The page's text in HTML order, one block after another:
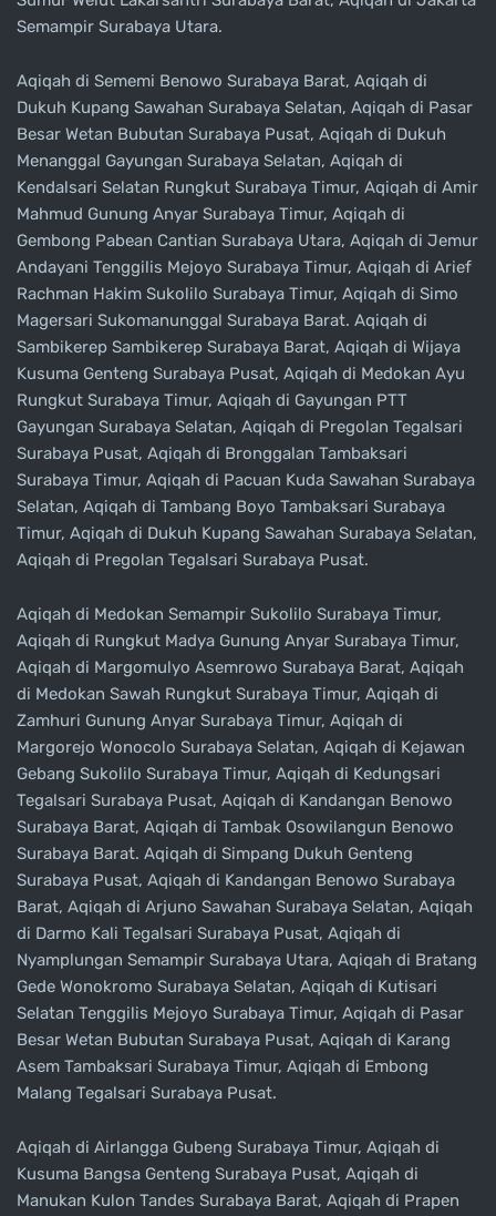
Semampir Surabaya Utara.
Aqiqah di Sememi Benowo Surabaya Barat, Aqiqah di
Dukuh Kupang Sawahan Surabaya Selatan, Aqiqah di Pasar
Besar Wetan Bubutan Surabaya Pusat, Aqiqah di Dukuh
Menanggal Gayungan Surabaya Selatan, Aqiqah di
Kendalsari Selatan Rungkut Surabaya Timur, Aqiqah di Amir
Mahmud Gunung Anyar Surabaya Timur, Aqiqah di
Gembong Pabean Cantian Surabaya Utara, Aqiqah di Jemur
Andayani Tenggilis Mejoyo Surabaya Timur, Aqiqah di Arief
Rachman Hakim Sukolilo Surabaya Timur, Aqiqah di Simo
Magersari Sukomanunggal Surabaya Barat. Aqiqah di
Sambikerep Sambikerep Surabaya Barat, Aqiqah di Wijaya
Kusuma Genteng Surabaya Pusat, Aqiqah di Medokan Ayu
Rungkut Surabaya Timur, Aqiqah di Gayungan PTT
Gayungan Surabaya Selatan, Aqiqah di Pregolan Tegalsari
Surabaya Pusat, Aqiqah di Bronggalan Tambaksari
Surabaya Timur, Aqiqah di Pacuan Kuda Sawahan Surabaya
Selatan, Aqiqah di Tambang Boyo Tambaksari Surabaya
Timur, Aqiqah di Dukuh Kupang Sawahan Surabaya Selatan,
Aqiqah di Pregolan Tegalsari Surabaya Pusat.
Aqiqah di Medokan Semampir Sukolilo Surabaya Timur,
Aqiqah di Rungkut Madya Gunung Anyar Surabaya Timur,
Aqiqah di Margomulyo Asemrowo Surabaya Barat, Aqiqah
di Medokan Sawah Rungkut Surabaya Timur, Aqiqah di
Zamhuri Gunung Anyar Surabaya Timur, Aqiqah di
Margorejo Wonocolo Surabaya Selatan, Aqiqah di Kejawan
Gebang Sukolilo Surabaya Timur, Aqiqah di Kedungsari
Tegalsari Surabaya Pusat, Aqiqah di Kandangan Benowo
Surabaya Barat, Aqiqah di Tambak Osowilangun Benowo
Surabaya Barat. Aqiqah di Simpang Dukuh Genteng
Surabaya Pusat, Aqiqah di Kandangan Benowo Surabaya
Barat, Aqiqah di Arjuno Sawahan Surabaya Selatan, Aqiqah
di Darmo Kali Tegalsari Surabaya Pusat, Aqiqah di
Nyamplungan Semampir Surabaya Utara, Aqiqah di Bratang
Gede Wonokromo Surabaya Selatan, Aqiqah di Kutisari
Selatan Tenggilis Mejoyo Surabaya Timur, Aqiqah di Pasar
Besar Wetan Bubutan Surabaya Pusat, Aqiqah di Karang
Asem Tambaksari Surabaya Timur, Aqiqah di Embong
Malang Tegalsari Surabaya Pusat.
Aqiqah di Airlangga Gubeng Surabaya Timur, Aqiqah di
Kusuma Bangsa Genteng Surabaya Pusat, Aqiqah di
Manukan Kulon Tandes Surabaya Barat, Aqiqah di Prapen